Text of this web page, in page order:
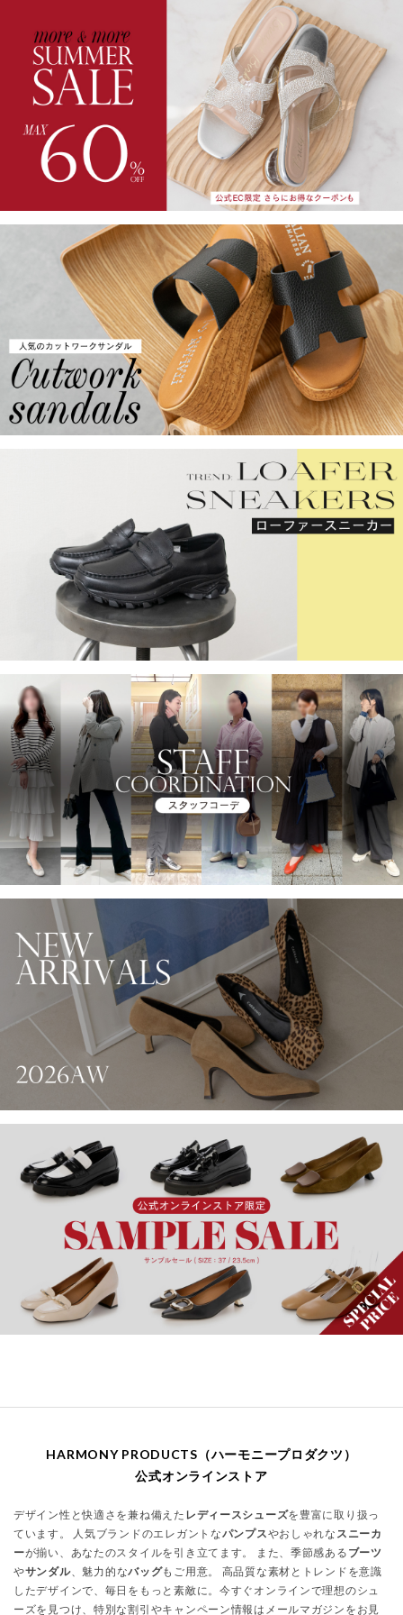
HARMONY PRODUCTS（ハーモニープロダクツ）
公式オンラインストア
デザイン性と快適さを兼ね備えた レディースシューズを豊富に取り扱っ
ています。 人気ブランドのエレガントなパンプスやおしゃれな スニーカ
ーが揃い、あなたのスタイルを引き立てます。 また、季節感ある ブーツ
やサンダル、魅力的なバッグもご用意。 高品質な素材とトレンドを意識
したデザインで、毎日をもっと素敵に。今すぐオンラインで理想のシュ
ーズを見つけ、特別な割引やキャンペーン情報はメールマガジンをお見